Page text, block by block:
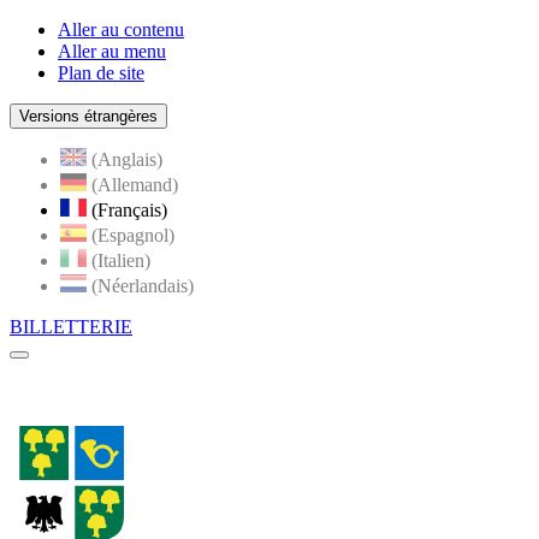
Aller au contenu
Aller au menu
Plan de site
Versions étrangères
(Anglais)
(Allemand)
(Français)
(Espagnol)
(Italien)
(Néerlandais)
BILLETTERIE
Menu